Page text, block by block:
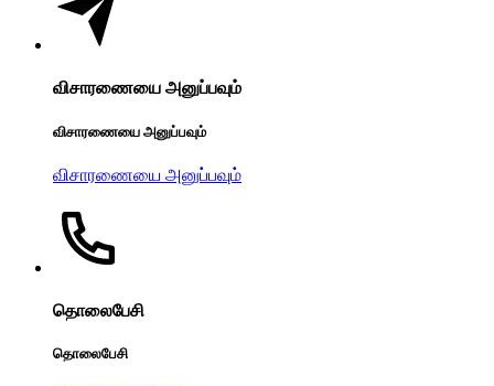
விசாரணையை அனுப்பவும்
விசாரணையை அனுப்பவும்
விசாரணையை அனுப்பவும்
தொலைபேசி
தொலைபேசி